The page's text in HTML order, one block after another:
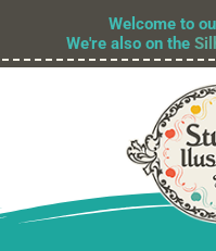
Welcome to
We're also on the